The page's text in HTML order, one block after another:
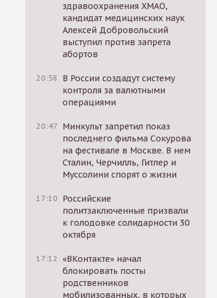
здравоохранения ХМАО,
кандидат медицинских наук
Алексей Добровольский
выступил против запрета
абортов
20:58
В России создадут систему
контроля за валютными
операциями
20:47 Минкульт запретил показ
последнего фильма Сокурова
на фестивале в Москве. В нем
Сталин, Черчилль, Гитлер и
Муссолини спорят о жизни
17:10 Российские
политзаключенные призвали
к голодовке солидарности 30
октября
17:12 «ВКонтакте» начал
блокировать посты
родственников
мобилизованных, в которых